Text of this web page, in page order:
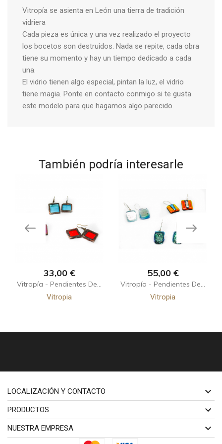
Vitropía se asienta en León una tierra de tradición
vidriera
Cada pieza es única y una vez realizado el proyecto
los bocetos son destruidos. Nada se repite, cada obra
tiene su momento y hay un tiempo dedicado a cada
una.
El vidrio tienen algo especial, pintan la luz, el vidrio
tiene magia. Ponte en contacto conmigo si te gusta
este modelo para que hagamos algo parecido.
También podría interesarle
Precio
33,00 €
Vitropía - Pendientes De...
Vitropia
Precio
55,00 €
Vitropía - Pendientes De...
Vitropia
LOCALIZACIÓN Y CONTACTO 
PRODUCTOS 
NUESTRA EMPRESA 